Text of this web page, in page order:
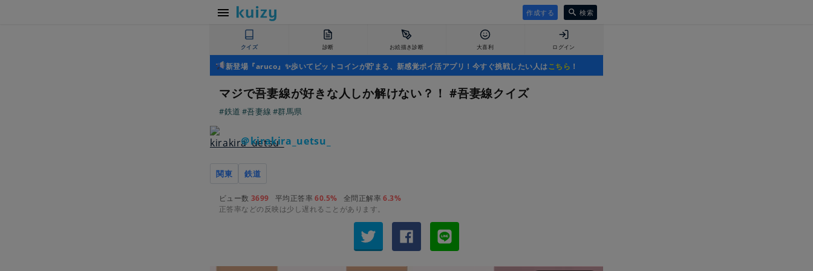
作成する 検索
クイズ 診断 お絵描き診断 大喜利 ログイン
新登場『aruco』✨歩いてビットコインが貯まる、新感覚ポイ活アプリ！今すぐ挑戦したい人はこちら ！
マジで吾妻線が好きな人しか解けない？！ #吾妻線クイズ
#鉄道 #吾妻線 #群馬県
＠kirakira_uetsu_
関東 鉄道
ビュー数 3699 平均正答率60.5% 全問正解率6.3%
正答率などの反映は少し遅れることがあります。